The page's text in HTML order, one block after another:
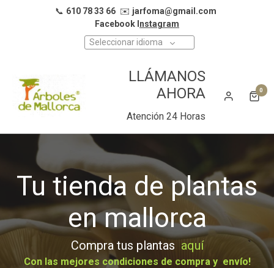
📞 610 78 33 66 ✉️ jarfoma@gmail.com
Facebook I nstagram
Seleccionar idioma
LLÁMANOS
AHORA
Atención 24 Horas
0
Tu tienda de plantas
en mallorca
Compra tus plantas aquí
Con las mejores condiciones de compra y envío!